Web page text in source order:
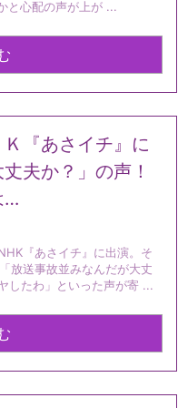
と心配の声が上が ...
『あさイチ』に
夫か？」の声！
…
『あさイチ』に出演。そ
放送事故並みなんだが大丈
したわ」といった声が寄 ...